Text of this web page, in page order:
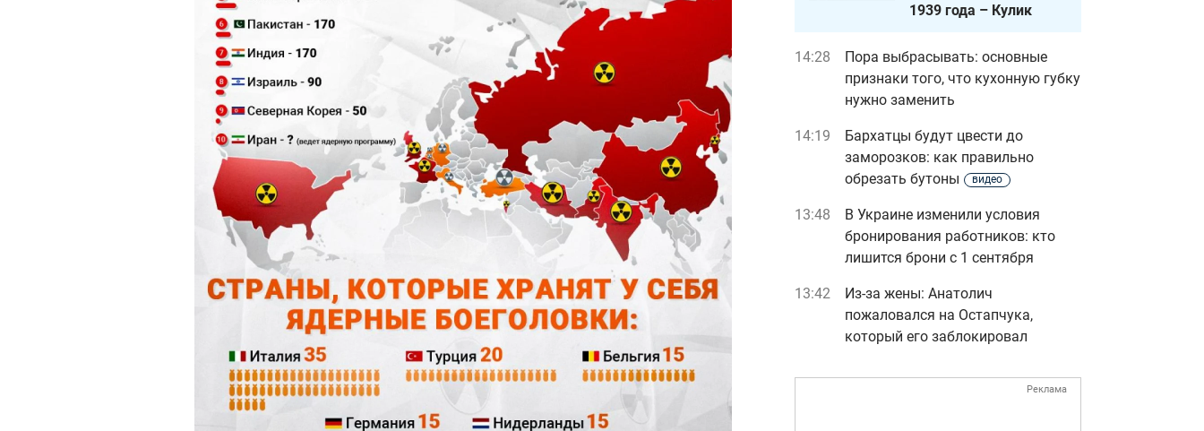
1939 года – Кулик
14:28
Пора выбрасывать: основные
признаки того, что кухонную губку
нужно заменить
14:19
Бархатцы будут цвести до
заморозков: как правильно
обрезать бутоны
видео
13:48
В Украине изменили условия
бронирования работников: кто
лишится брони с 1 сентября
13:42
Из-за жены: Анатолич
пожаловался на Остапчука,
который его заблокировал
Реклама